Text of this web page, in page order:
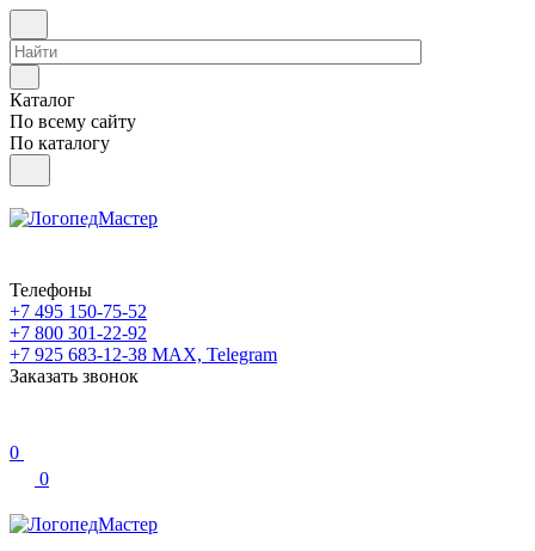
Каталог
По всему сайту
По каталогу
Телефоны
+7 495 150-75-52
+7 800 301-22-92
+7 925 683-12-38 MAX, Telegram
Заказать звонок
0
0